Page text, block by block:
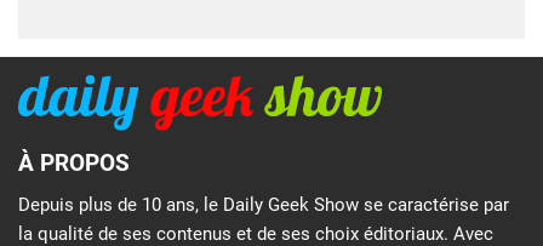
À PROPOS
Depuis plus de 10 ans, le Daily Geek Show se caractérise par
la qualité de ses contenus et de ses choix éditoriaux. Avec